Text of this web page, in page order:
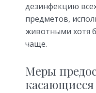
дезинфекцию
предметов,
животными хотя
чаще.
Меры